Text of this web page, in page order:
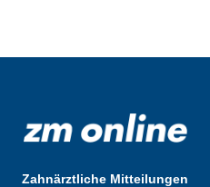
Zahnärztliche Mitteilungen